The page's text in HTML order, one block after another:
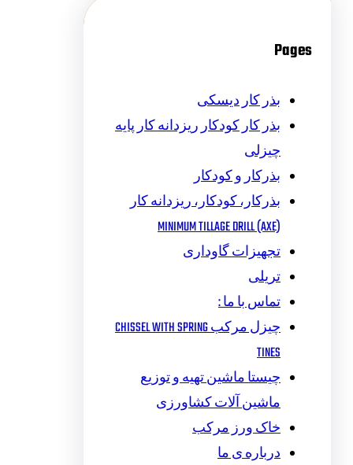
Pages
بذر کار دیسکی
بذر کار کودکار ریزدانه کار پایه
چیزلی
بذرکار و کودکار
بذرکار، کودکار، ریزدانه کار
MINIMUM TILLAGE DRILL (AXE)
تجهیزات گاوداری
تریلی
تماس با ما :
چیزل مرکب CHISSEL WITH SPRING
TINES
چیستا ماشین تهیه و توزیع
ماشین آلات کشاورزی
خاک ورز مرکب
درباره ی ما